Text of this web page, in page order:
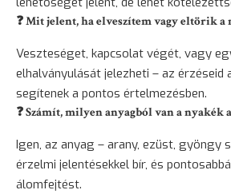
❓ Mit jelent, ha elveszítem vagy eltörik a
Veszteséget, kapcsolat végét, vagy
elhalványulását jelezheti – az érzéseid
segítenek a pontos értelmezésben.
❓ Számít, milyen anyagból van a nyakék
Igen, az anyag – arany, ezüst, gyöngy
érzelmi jelentésekkel bír, és
álomfejtést.